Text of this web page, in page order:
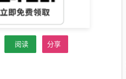
阅读 分享